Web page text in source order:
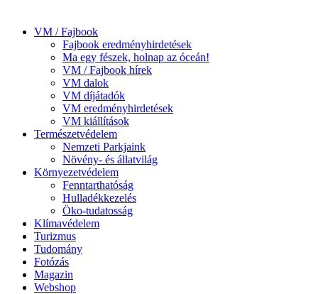
VM / Fajbook
Fajbook eredményhirdetések
Ma egy fészek, holnap az óceán!
VM / Fajbook hírek
VM dalok
VM díjátadók
VM eredményhirdetések
VM kiállítások
Természetvédelem
Nemzeti Parkjaink
Növény- és állatvilág
Környezetvédelem
Fenntarthatóság
Hulladékkezelés
Öko-tudatosság
Klímavédelem
Turizmus
Tudomány
Fotózás
Magazin
Webshop